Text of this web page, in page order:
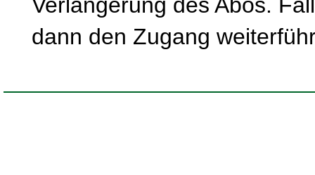
Verlängerung des Abos.
dann den Zugang